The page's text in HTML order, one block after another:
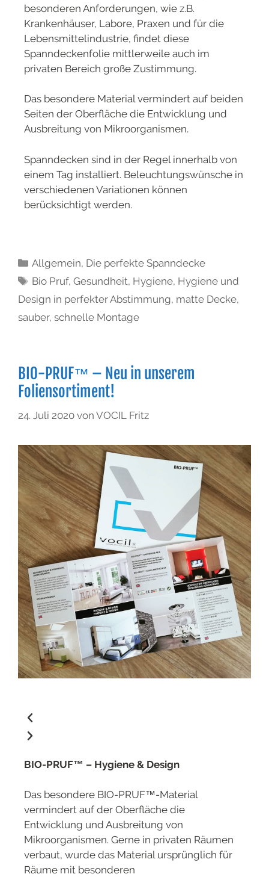
besonderen Anforderungen, wie z.B.
Krankenhäuser, Labore, Praxen und für die
Lebensmittelindustrie, findet diese
Spanndeckenfolie mittlerweile auch im
privaten Bereich große Zustimmung.
Das besondere Material vermindert auf beiden
Seiten der Oberfläche die Entwicklung und
Ausbreitung von Mikroorganismen.
Spanndecken sind in der Regel innerhalb von
einem Tag installiert. Beleuchtungswünsche in
verschiedenen Variationen können
berücksichtigt werden.
Allgemein, Die perfekte Spanndecke
Bio Pruf,Gesundheit, Hygiene, Hygiene und
Design in perfekter Abstimmung, matte Decke,
sauber, schnelle Montage
BIO-PRUF™ – Neu in unserem
Foliensortiment!
24. Juli 2020 von VOCIL Fritz
BIO-PRUF™ – Hygiene & Design
Das besondere BIO-PRUF™-Material
vermindert auf der Oberfläche die
Entwicklung und Ausbreitung von
Mikroorganismen. Gerne in privaten Räumen
verbaut, wurde das Material ursprünglich für
Räume mit besonderen